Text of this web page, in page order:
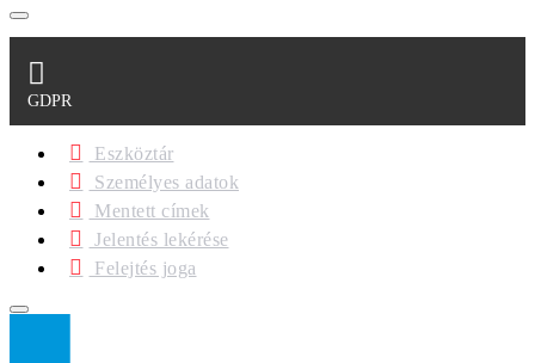
GDPR
Eszköztár
Személyes adatok
Mentett címek
Jelentés lekérése
Felejtés joga